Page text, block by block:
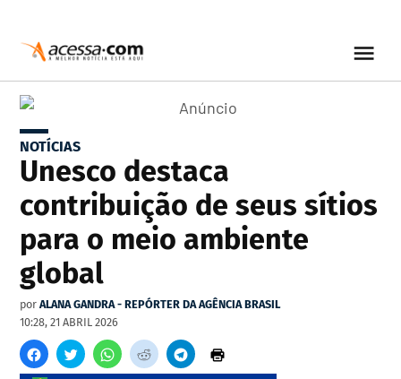
NOTÍCIAS
Unesco destaca
contribuição de seus sítios
para o meio ambiente
global
por ALANA GANDRA - REPÓRTER DA AGÊNCIA BRASIL
10:28, 21 ABRIL 2026